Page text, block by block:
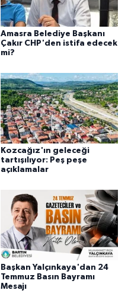
Amasra Belediye Başkanı
Çakır CHP'den istifa edecek
mi?
Kozcağız'ın geleceği
tartışılıyor: Peş peşe
açıklamalar
Başkan Yalçınkaya'dan 24
Temmuz Basın Bayramı
Mesajı